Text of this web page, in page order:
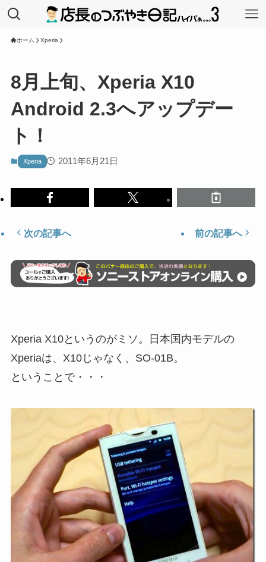
ホーム Xperia
8月上旬、Xperia X10
Android 2.3へアップデー
ト！
Xperia 2011年6月21日
次の記事へ 前の記事へ
Xperia X10というのがミソ。日本国内モデルの
Xperiaは、X10じゃなく、SO-01B。
ということで・・・